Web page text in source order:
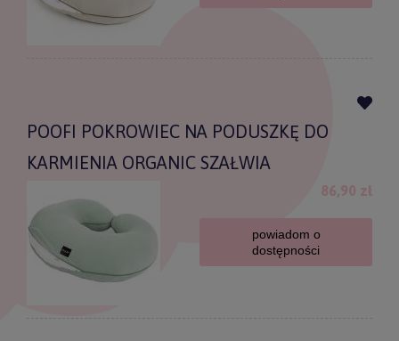
POOFI POKROWIEC NA PODUSZKĘ DO
KARMIENIA ORGANIC SZAŁWIA
86,90 zł
powiadom o
dostępności